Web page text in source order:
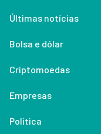
Últimas notícias
Bolsa e dólar
Criptomoedas
Empresas
Política